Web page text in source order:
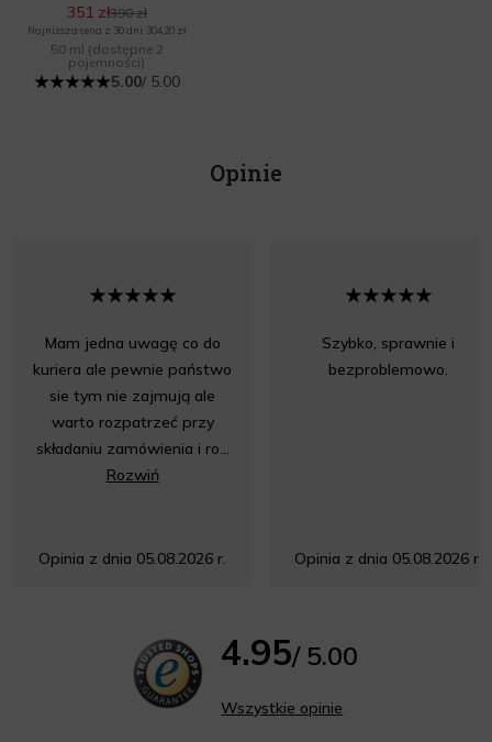
351 zł390 zł
Najniższa cena z 30 dni: 304,20 zł
50 ml (dostępne 2
pojemności)
5.00/ 5.00
Opinie
Mam jedna uwagę co do
kuriera ale pewnie państwo
sie tym nie zajmują ale
warto rozpatrzeć przy
składaniu zamówienia i ro...
Rozwiń
Opinia z dnia 05.08.2026 r.
Szybko, sprawnie i
bezproblemowo.
Opinia z dnia 05.08.2026 r.
4.95/ 5.00
Wszystkie opinie